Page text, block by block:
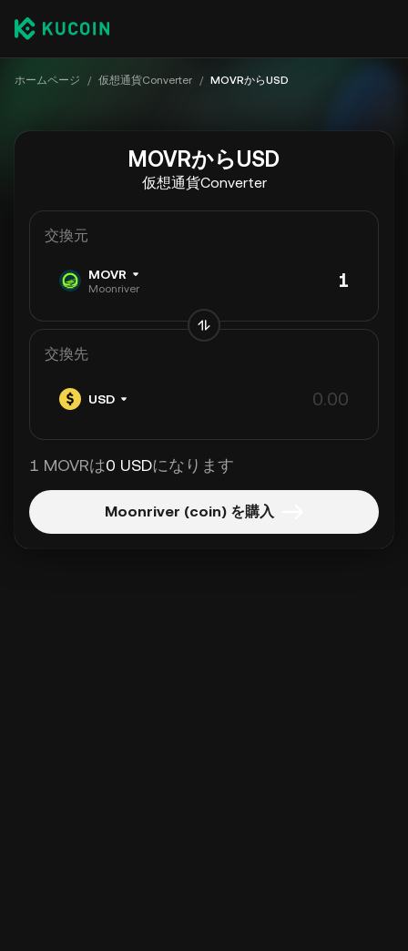
ホームページ / 仮想通貨Converter / MOVRからUSD
MOVRからUSD
仮想通貨Converter
交換元
MOVR
Moonriver
交換先
USD
1 MOVRは0 USDになります
Moonriver (coin) を購入